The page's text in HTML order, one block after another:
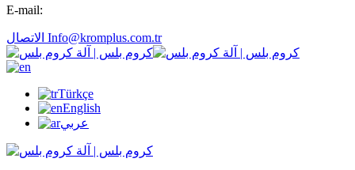
E-mail:
الاتصال Info@kromplus.com.tr
Türkçe
English
عربي